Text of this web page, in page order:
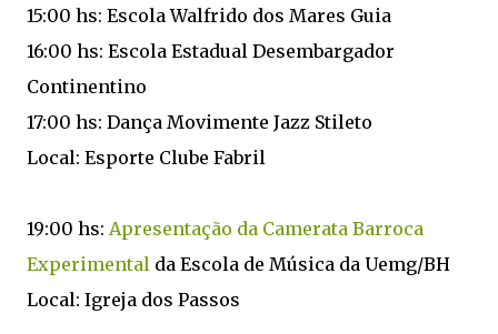
15:00 hs: Escola Walfrido dos Mares Guia
16:00 hs: Escola Estadual Desembargador
Continentino
17:00 hs: Dança Movimente Jazz Stileto
Local: Esporte Clube Fabril
19:00 hs: Apresentação da Camerata Barroca
Experimental da Escola de Música da Uemg/BH
Local: Igreja dos Passos